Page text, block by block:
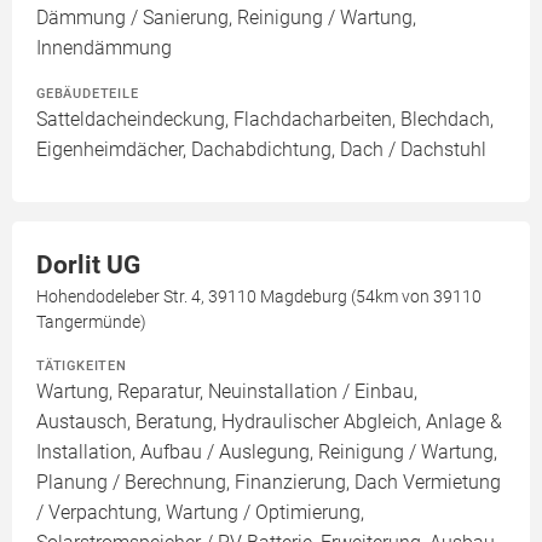
Dämmung / Sanierung, Reinigung / Wartung,
Innendämmung
GEBÄUDETEILE
Satteldacheindeckung, Flachdacharbeiten, Blechdach,
Eigenheimdächer, Dachabdichtung, Dach / Dachstuhl
Dorlit UG
Hohendodeleber Str. 4, 39110 Magdeburg (54km von 39110
Tangermünde)
TÄTIGKEITEN
Wartung, Reparatur, Neuinstallation / Einbau,
Austausch, Beratung, Hydraulischer Abgleich, Anlage &
Installation, Aufbau / Auslegung, Reinigung / Wartung,
Planung / Berechnung, Finanzierung, Dach Vermietung
/ Verpachtung, Wartung / Optimierung,